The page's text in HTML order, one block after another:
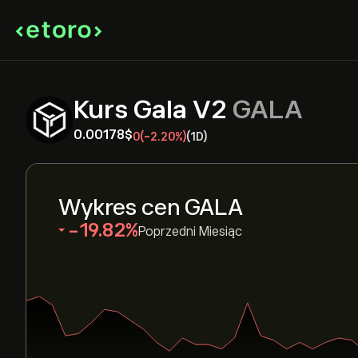
Kurs Gala V2 GALA
0.00178‎$‎0(-2.20%)(1D)
Wykres cen GALA
‎-19.82‎ Poprzedni Miesiąc